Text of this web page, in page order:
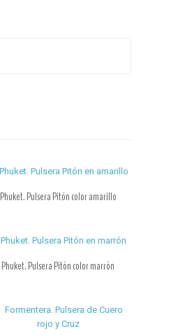
Phuket. Pulsera Pitón color amarillo
Phuket. Pulsera Pitón color marrón